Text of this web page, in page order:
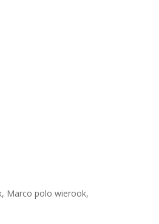
Marco polo wierook,